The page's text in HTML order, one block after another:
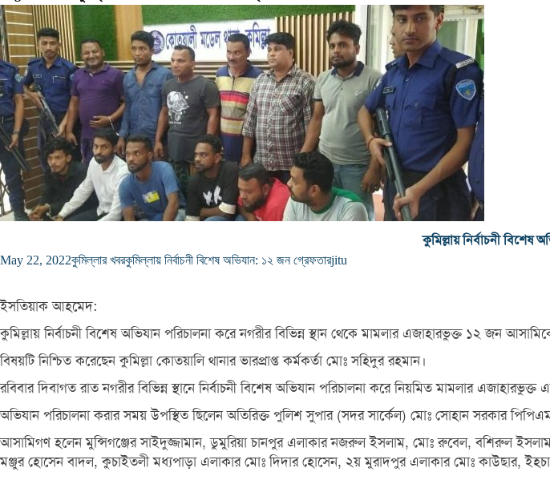
কুমিল্লায় নির্বাচনী বিশেষ
May 22, 2022কুমিল্লার খবরকুমিল্লায় নির্বাচনী বিশেষ অভিযান: ১২ জন গ্রেফতারjitu
ইসতিয়াক আহমেদ:
কুমিল্লায় নির্বাচনী বিশেষ অভিযান পরিচালনা করে নগরীর বিভিন্ন স্থান থেকে মামলার এজাহারভুক্ত ১২ জন
বিষয়টি নিশ্চিত করেছেন কুমিল্লা কোতয়ালি থানার ভারপ্রাপ্ত কর্মকর্তা মোঃ সহিদুর রহমান।
রবিবার দিবাগত রাত নগরীর বিভিন্ন স্থানে নির্বাচনী বিশেষ অভিযান পরিচালনা করে নিয়মিত মামলার
অভিযান পরিচালনা করার সময় উপস্থিত ছিলেন অতিরিক্ত পুলিশ সুপার (সদর সার্কেল) মোঃ সোহান সরকার
আসামিগণ হলেন মুন্সিগঞ্জের সাইদুজ্জামান, ডুমুরিয়া চানপুর এলাকার নজরুল ইসলাম, মোঃ রুবেল, বশিরুল
মঞ্জুর হোসেন বাদল, কুচাইতলী মধ্যপাড়া এলাকার মোঃ দিদার হোসেন, ২য় মুরাদপুর এলাকার মোঃ কাউছার,